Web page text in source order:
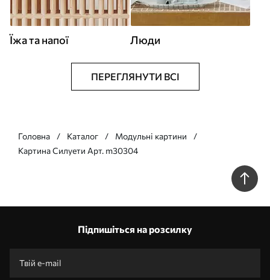
Їжа та напої Люди
ПЕРЕГЛЯНУТИ ВСІ
Головна Каталог
Модульні картини
Картина Силуети Арт. m30304
Підпишіться на розсилку